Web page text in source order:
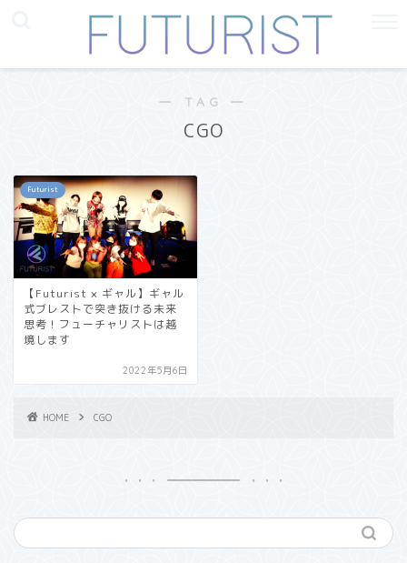
― TAG ―
CGO
Futurist
【Futurist × ギャル】ギャル
式ブレストで突き抜ける未来
思考！フューチャリストは越
境します
2022年5月6日
HOME CGO